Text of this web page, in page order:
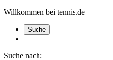
Willkommen bei tennis.de
Suche
Suche nach: